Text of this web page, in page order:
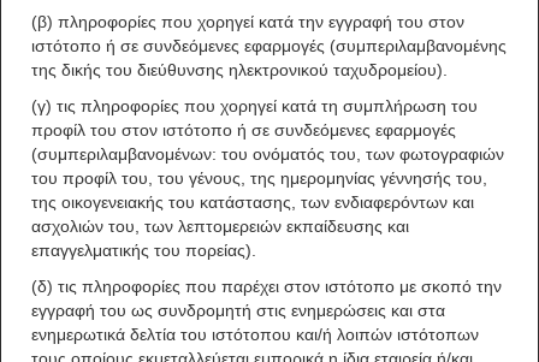
(β) πληροφορίες που χορηγεί κατά την εγγραφή του στον
ιστότοπο ή σε συνδεόμενες εφαρμογές (συμπεριλαμβανομένης
της δικής του διεύθυνσης ηλεκτρονικού ταχυδρομείου).
(γ) τις πληροφορίες που χορηγεί κατά τη συμπλήρωση του
προφίλ του στον ιστότοπο ή σε συνδεόμενες εφαρμογές
(συμπεριλαμβανομένων: του ονόματός του, των φωτογραφιών
του προφίλ του, του γένους, της ημερομηνίας γέννησής του,
της οικογενειακής του κατάστασης, των ενδιαφερόντων και
ασχολιών του, των λεπτομερειών εκπαίδευσης και
επαγγελματικής του πορείας).
(δ) τις πληροφορίες που παρέχει στον ιστότοπο με σκοπό την
εγγραφή του ως συνδρομητή στις ενημερώσεις και στα
ενημερωτικά δελτία του ιστότοπου και/ή λοιπών ιστότοπων